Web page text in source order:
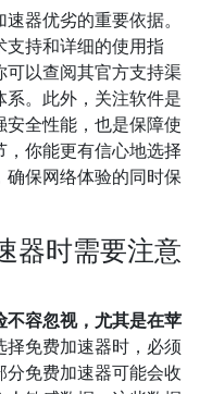
器优劣的重要依据。
支持和详细的使用指
以查阅其官方支持渠
。此外，关注软件是
全性能，也是保障使
你能更有信心地选择
保网络体验的同时保
器时需要注意
容忽视，尤其是在苹
择免费加速器时，必须
免费加速器可能会收